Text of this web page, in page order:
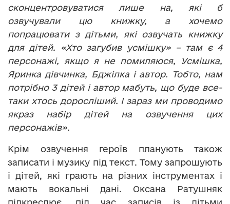
сконцентровуватися лише на, які б
озвучували цю книжку, а хочемо
попрацювати з дітьми, які озвучать книжку
для дітей. «Хто загубив усмішку» – там є 4
персонажі, якщо я не помиляюся, Усмішка,
Яринка дівчинка, Бджілка і автор. Тобто, нам
потрібно 3 дітей і автор мабуть, що буде все-
таки хтось доросліший. І зараз ми проводимо
якраз набір дітей на озвучення цих
персонажів».
Крім озвучення героїв планують також
записати і музику під текст. Тому запрошують
і дітей, які грають на різних інструментах і
мають вокальні дані. Оксана Ратушняк